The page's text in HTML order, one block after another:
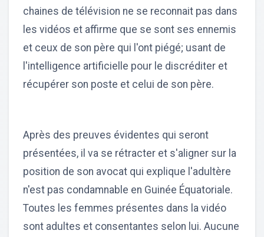
chaines de télévision ne se reconnait pas dans
les vidéos et affirme que se sont ses ennemis
et ceux de son père qui l'ont piégé; usant de
l'intelligence artificielle pour le discréditer et
récupérer son poste et celui de son père.
Après des preuves évidentes qui seront
présentées, il va se rétracter et s'aligner sur la
position de son avocat qui explique l'adultère
n'est pas condamnable en Guinée Équatoriale.
Toutes les femmes présentes dans la vidéo
sont adultes et consentantes selon lui. Aucune